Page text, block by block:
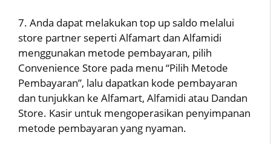
7. Anda dapat melakukan top up saldo melalui
store partner seperti Alfamart dan Alfamidi
menggunakan metode pembayaran, pilih
Convenience Store pada menu “Pilih Metode
Pembayaran”, lalu dapatkan kode pembayaran
dan tunjukkan ke Alfamart, Alfamidi atau Dandan
Store. Kasir untuk mengoperasikan penyimpanan
metode pembayaran yang nyaman.